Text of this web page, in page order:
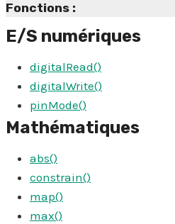
Fonctions :
E/S numériques
digitalRead()
digitalWrite()
pinMode()
Mathématiques
abs()
constrain()
map()
max()